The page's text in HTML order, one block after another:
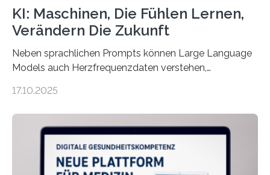
KI: Maschinen, Die Fühlen Lernen,
Verändern Die Zukunft
Neben sprachlichen Prompts können Large Language
Models auch Herzfrequenzdaten verstehen,
haben Dr. Morris Gellisch, ehemals an der Ruhr-
und Boris Burr von der Ruhr-Universität Bochum in
dafür eine technische Schnittstelle, über die
physiologische Daten in Echtzeit an das Sprachmodell
17.10.2025